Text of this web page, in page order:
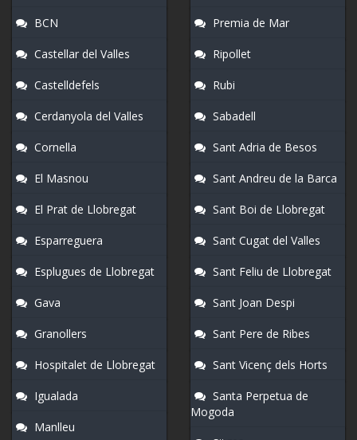
BCN
Castellar del Valles
Castelldefels
Cerdanyola del Valles
Cornella
El Masnou
El Prat de Llobregat
Esparreguera
Esplugues de Llobregat
Gava
Granollers
Hospitalet de Llobregat
Igualada
Manlleu
Premia de Mar
Ripollet
Rubi
Sabadell
Sant Adria de Besos
Sant Andreu de la Barca
Sant Boi de Llobregat
Sant Cugat del Valles
Sant Feliu de Llobregat
Sant Joan Despi
Sant Pere de Ribes
Sant Vicenç dels Horts
Santa Perpetua de
Mogoda